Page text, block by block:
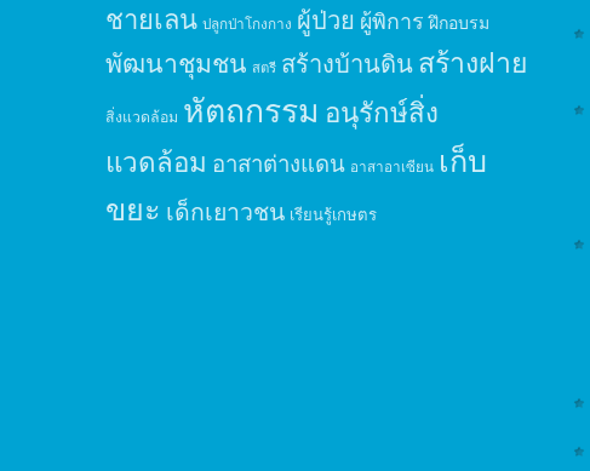
ชายเลน ปลูกป่าโกงกาง ผู้ป่วย ผู้พิการ ฝึกอบรม
พัฒนาชุมชน สตรี สร้างบ้านดินสร้างฝาย
สิ่งแวดล้อม หัตถกรรม อนุรักษ์สิ่ง
แวดล้อม อาสาต่างแดน อาสาอาเซียน เก็บ
ขยะ เด็กเยาวชน เรียนรู้เกษตร